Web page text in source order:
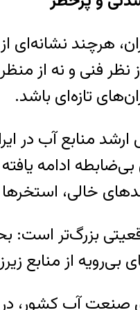
هرچند
از نظر فنی و نه
تازه‌ای باشد.
ادامه
خالی،
بزرگ‌تر است:
از منابع
آب کشور، در